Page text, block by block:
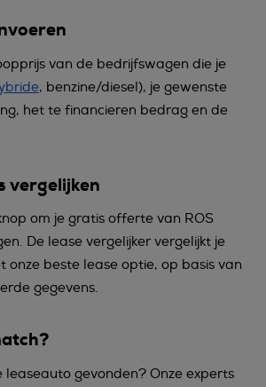
van de bedrijfswagen die je
, benzine/diesel), je gewenste
het te financieren bedrag en de
vergelijken
om je gratis offerte van ROS
De lease vergelijker vergelijkt je
onze beste lease optie, op basis van
gegevens.
gevonden? Onze experts